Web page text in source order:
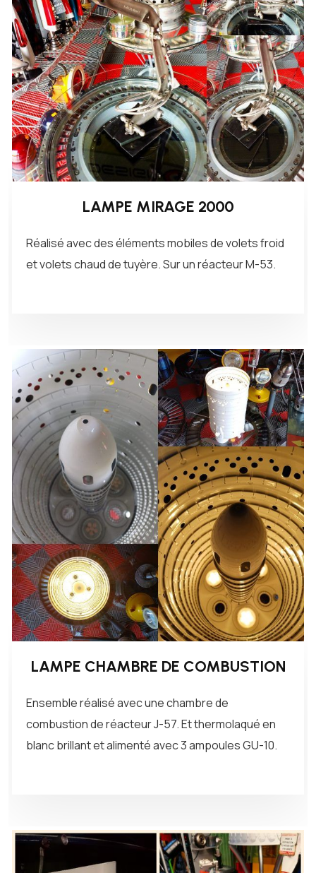
LAMPE MIRAGE 2000
Réalisé avec des éléments mobiles de volets froid
et volets chaud de tuyère. Sur un réacteur M-53.
LAMPE CHAMBRE DE COMBUSTION
Ensemble réalisé avec une chambre de
combustion de réacteur J-57. Et thermolaqué en
blanc brillant et alimenté avec 3 ampoules GU-10.